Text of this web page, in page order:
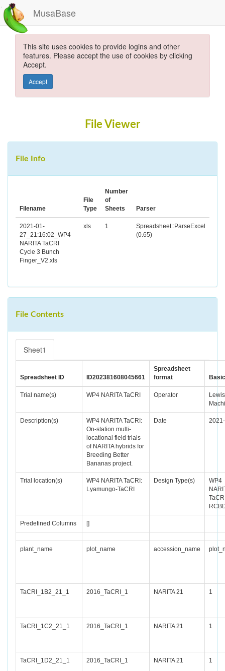
MusaBase
This site uses cookies to provide logins and other
features. Please accept the use of cookies by clicking
Accept.
Accept
File Viewer
File Info
Filename
File
Type
Number
of
Sheets
Parser
2021-01-
27_21:16:02_WP4
NARITA TaCRI
Cycle 3 Bunch
Finger_V2.xls
xls 1
Spreadsheet::ParseExcel
(0.65)
File Contents
Sheet1
Spreadsheet ID ID202381608045661
Spreadsheet
format
Trial name(s) WP4 NARITA TaCRI Operator
Lewis
Description(s)
WP4 NARITA TaCRI:
On-station multi-
locational field trials
of NARITA hybrids for
Breeding Better
Bananas project.
Date
Trial location(s)
WP4 NARITA TaCRI:
Lyamungo-TaCRI
Design Type(s)
WP4
Predefined Columns []
plant_name plot_name accession_name
TaCRI_1B2_21_1 2016_TaCRI_1 NARITA 21 1
TaCRI_1C2_21_1 2016_TaCRI_1 NARITA 21 1
TaCRI_1D2_21_1 2016_TaCRI_1 NARITA 21 1